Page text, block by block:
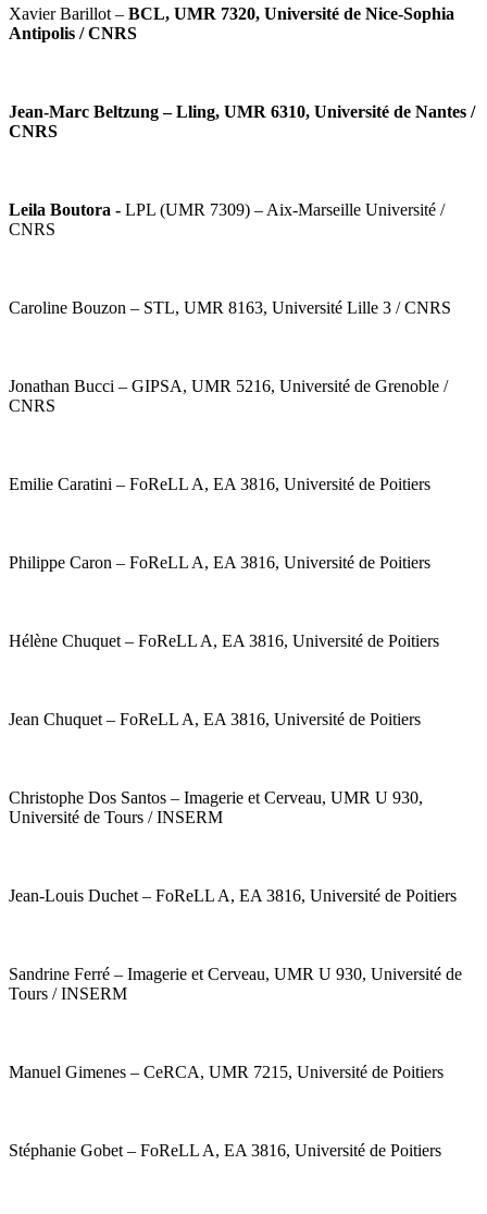
Xavier Barillot – BCL, UMR 7320, Université de Nice-Sophia
Antipolis / CNRS
Jean-Marc Beltzung – Lling, UMR 6310, Université de Nantes /
CNRS
Leila Boutora - LPL (UMR 7309) – Aix-Marseille Université /
CNRS
Caroline Bouzon – STL, UMR 8163, Université Lille 3 / CNRS
Jonathan Bucci – GIPSA, UMR 5216, Université de Grenoble /
CNRS
Emilie Caratini – FoReLL A, EA 3816, Université de Poitiers
Philippe Caron – FoReLL A, EA 3816, Université de Poitiers
Hélène Chuquet – FoReLL A, EA 3816, Université de Poitiers
Jean Chuquet – FoReLL A, EA 3816, Université de Poitiers
Christophe Dos Santos – Imagerie et Cerveau, UMR U 930,
Université de Tours / INSERM
Jean-Louis Duchet – FoReLL A, EA 3816, Université de Poitiers
Sandrine Ferré – Imagerie et Cerveau, UMR U 930, Université de
Tours / INSERM
Manuel Gimenes – CeRCA, UMR 7215, Université de Poitiers
Stéphanie Gobet – FoReLL A, EA 3816, Université de Poitiers